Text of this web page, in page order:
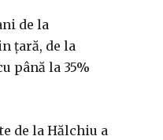
de la
ţară, de la
până la 35%
de la Hălchiu a